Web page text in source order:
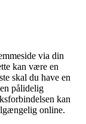
via din
kan være en
skal du have en
pålidelig
kan
online.